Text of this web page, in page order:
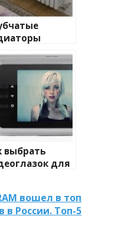
выбрать
для
вошел в топ
в России. Топ-5